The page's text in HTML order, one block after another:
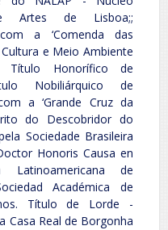
Artes de Lisboa;;
a ‘Comenda das
e Meio Ambiente
Título Honorífico de
Nobiliárquico de
a ‘Grande Cruz da
do Descobridor do
Sociedade Brasileira
Honoris Causa en
Latinoamericana de
Académica de
Título de Lorde -
Casa Real de Borgonha